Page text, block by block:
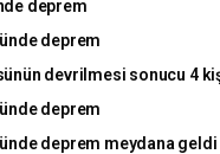
deprem
deprem
devrilmesi sonucu 4
deprem
deprem meydana geldi